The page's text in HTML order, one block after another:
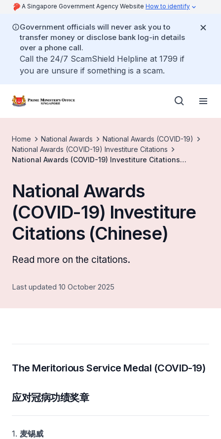
A Singapore Government Agency Website How to identify
Government officials will never ask you to
transfer money or disclose bank log-in details
over a phone call.
Call the 24/7 ScamShield Helpline at 1799 if
you are unsure if something is a scam.
Home National Awards
National Awards (COVID-19)
National Awards (COVID-19) Investiture Citations
National Awards (COVID-19) Investiture Citations
National Awards
(COVID-19) Investiture
Citations (Chinese)
Read more on the citations.
Last updated 10 October 2025
The Meritorious Service Medal (COVID-19)
应对冠病功绩奖章
1. 麦锡威